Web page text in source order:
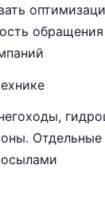
обращения